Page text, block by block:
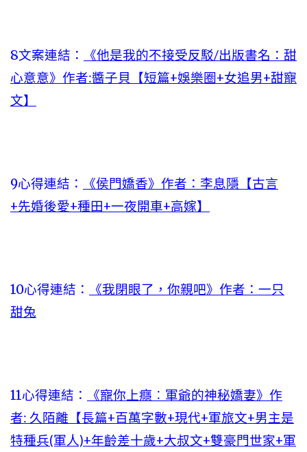
8文案連結：
《他是我的不接受反駁/出版書名：甜
心意意》作者:醬子貝【短篇+娛樂圈+女追男+甜寵
文】
9心得連結：
《侯門嬌香》作者：李息隱【古言
+先婚後愛+種田+一夜開車+高嫁】
10心得連結：
《我閉眼了，你親吧》作者：一只
甜兔
11心得連結：
《寵你上癮︰軍爺的神秘嬌妻》作
者: 久陌離【長篇+百萬字數+現代+軍旅文+男主是
特種兵(軍人)+年齡差十歲+大叔文+雙豪門世家+軍